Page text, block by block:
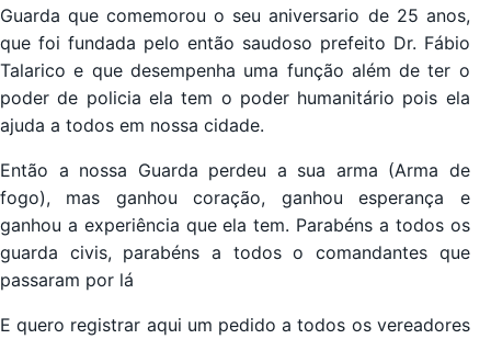
Guarda que comemorou o seu aniversario de 25 anos,
que foi fundada pelo então saudoso prefeito Dr. Fábio
Talarico e que desempenha uma função além de ter o
poder de policia ela tem o poder humanitário pois ela
ajuda a todos em nossa cidade.
Então a nossa Guarda perdeu a sua arma (Arma de
fogo), mas ganhou coração, ganhou esperança e
ganhou a experiência que ela tem. Parabéns a todos os
guarda civis, parabéns a todos o comandantes que
passaram por lá
E quero registrar aqui um pedido a todos os vereadores